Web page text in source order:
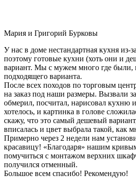
Мария и Григорий Бурковы
У нас в доме нестандартная кухня из-
поэтому готовые кухни (хоть они и
вариант. Мы с мужем много где были,
подходящего варианта.
После всех походов по торговым
на заказ под наши размеры. Вызвали
обмерил, посчитал, нарисовал кухню
хотелось, и картинка в голове
скажу, что это самый дешевый
вписалась и цвет выбрала такой, как
Примерно через 2 недели нам
красавицу! «Благодаря» нашим
помучиться с монтажом верхних
получился отменный.
Большое всем спасибо! Рекомендую!